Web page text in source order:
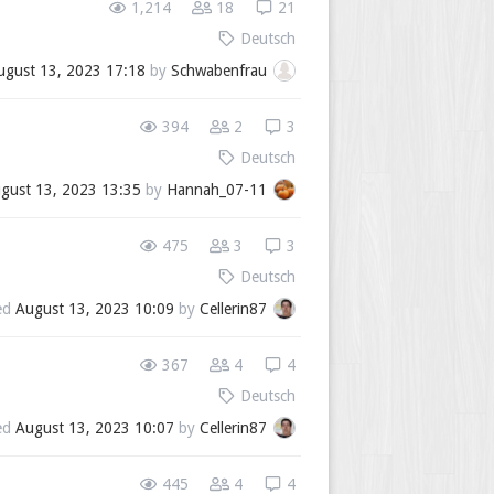
1,214 18
21
Deutsch
13, 2023 17:18 by Schwabenfrau
394 2
3
Deutsch
13, 2023 13:35 by Hannah_07-11
475 3
3
Deutsch
August 13, 2023 10:09 by Cellerin87
367 4
4
Deutsch
August 13, 2023 10:07 by Cellerin87
445 4 4